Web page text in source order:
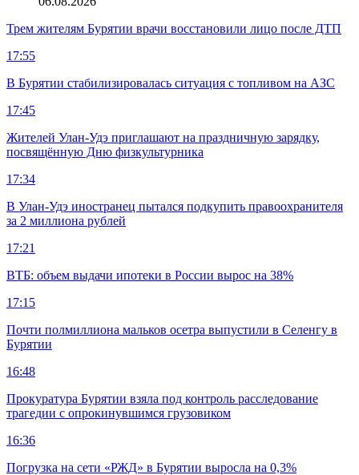
Трем жителям Бурятии врачи восстановили лицо после ДТП
17:55
В Бурятии стабилизировалась ситуация с топливом на АЗС
17:45
Жителей Улан-Удэ приглашают на праздничную зарядку,
посвящённую Дню физкультурника
17:34
В Улан-Удэ иностранец пытался подкупить правоохранителя
за 2 миллиона рублей
17:21
ВТБ: объем выдачи ипотеки в России вырос на 38%
17:15
Почти полмиллиона мальков осетра выпустили в Селенгу в
Бурятии
16:48
Прокуратура Бурятии взяла под контроль расследование
трагедии с опрокинувшимся грузовиком
16:36
Погрузка на сети «РЖД» в Бурятии выросла на 0,3%